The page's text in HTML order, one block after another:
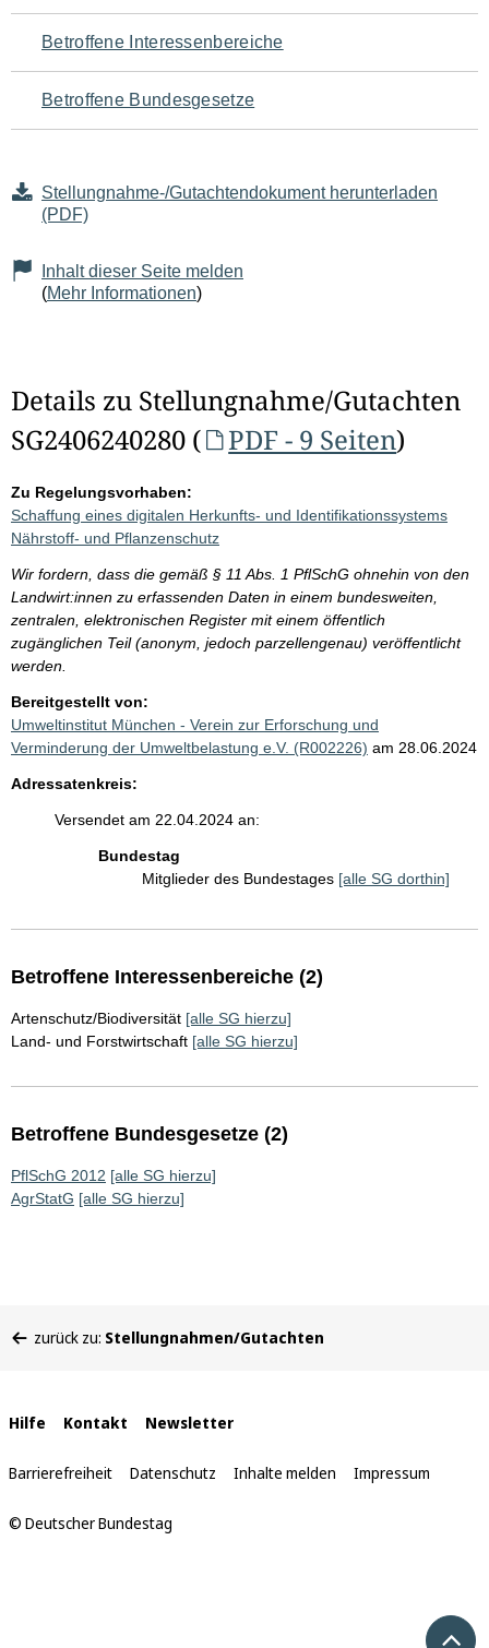
für
den
Seiteninhalt
Betroffene Interessenbereiche
Betroffene Bundesgesetze
Stellungnahme-/Gutachtendokument herunterladen
(PDF)
Inhalt dieser Seite melden
(Mehr Informationen)
Details zu Stellungnahme/Gutachten
SG2406240280 (
PDF - 9 Seiten)
Zu Regelungsvorhaben:
Schaffung eines digitalen Herkunfts- und Identifikationssystems
Nährstoff- und Pflanzenschutz
Wir fordern, dass die gemäß § 11 Abs. 1 PflSchG ohnehin von den
Landwirt:innen zu erfassenden Daten in einem bundesweiten,
zentralen, elektronischen Register mit einem öffentlich
zugänglichen Teil (anonym, jedoch parzellengenau) veröffentlicht
werden.
Bereitgestellt von:
Umweltinstitut München - Verein zur Erforschung und
Verminderung der Umweltbelastung e.V. (R002226) am 28.06.2024
Adressatenkreis:
Versendet am 22.04.2024 an:
Bundestag
Mitglieder des Bundestages [alle SG dorthin]
Betroffene Interessenbereiche (2)
Artenschutz/Biodiversität [alle SG hierzu]
Land- und Forstwirtschaft [alle SG hierzu]
Betroffene Bundesgesetze (2)
PflSchG 2012 [alle SG hierzu]
AgrStatG [alle SG hierzu]
befinden
zurück zu: Stellungnahmen/Gutachten
Interne
Links
Hilfe Kontakt Newsletter
Barrierefreiheit Datenschutz Inhalte melden Impressum
© Deutscher Bundestag